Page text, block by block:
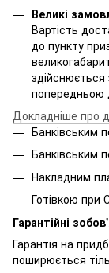
Великі
Вартість
до пункту
попередньою
Докладніше про
Банківським
Банківським
Накладним
Готівкою при
Гарантійні
Гарантія на
поширюється